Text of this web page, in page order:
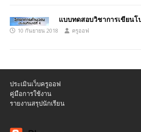
แบบทดสอบวิชาการเขียนโ
10 กันยายน 2018 ครูออฟ
ประเมินเว็บครูออฟ
คู่มือการใช้งาน
รายงานสรุปนักเรียน